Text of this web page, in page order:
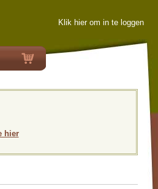
Klik hier om in te loggen
hier